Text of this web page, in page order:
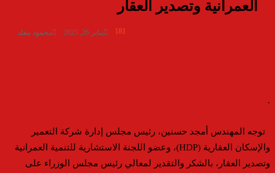
العمرانية وتصدير العقار
محمود مقلد يناير 26, 2025 181
.
توجه
المهندس أمجد حسنين، رئيس مجلس إدارة شركة التعمير
والإسكان العقارية (HDP) ، وعضو اللجنة الاستشارية للتنمية العمرانية
وتصدير العقار، بالشكر والتقدير لمعالي رئيس مجلس الوزراء على